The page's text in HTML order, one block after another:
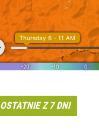
OSTATNIE Z 7 DNI